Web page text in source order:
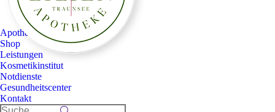
Apotheke
Shop
Leistungen
Kosmetikinstitut
Notdienste
Gesundheitscenter
Kontakt